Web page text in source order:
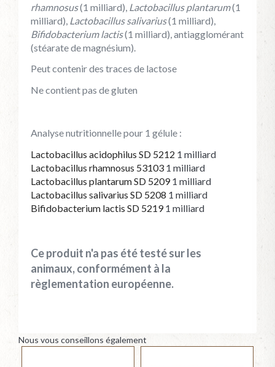
rhamnosus(1 milliard), Lactobacillus plantarum(1
milliard), Lactobacillus salivarius(1 milliard),
Bifidobacterium lactis(1 milliard), antiagglomérant
(stéarate de magnésium).
Peut contenir des traces de lactose
Ne contient pas de gluten
Analyse nutritionnelle pour 1 gélule :
Lactobacillus acidophilus SD 5212 1 milliard
Lactobacillus rhamnosus 53103 1 milliard
Lactobacillus plantarum SD 5209 1 milliard
Lactobacillus salivarius SD 5208 1 milliard
Bifidobacterium lactis SD 5219 1 milliard
Ce produit n'a pas été testé sur les
animaux, conformément à la
règlementation européenne.
Nous vous conseillons également